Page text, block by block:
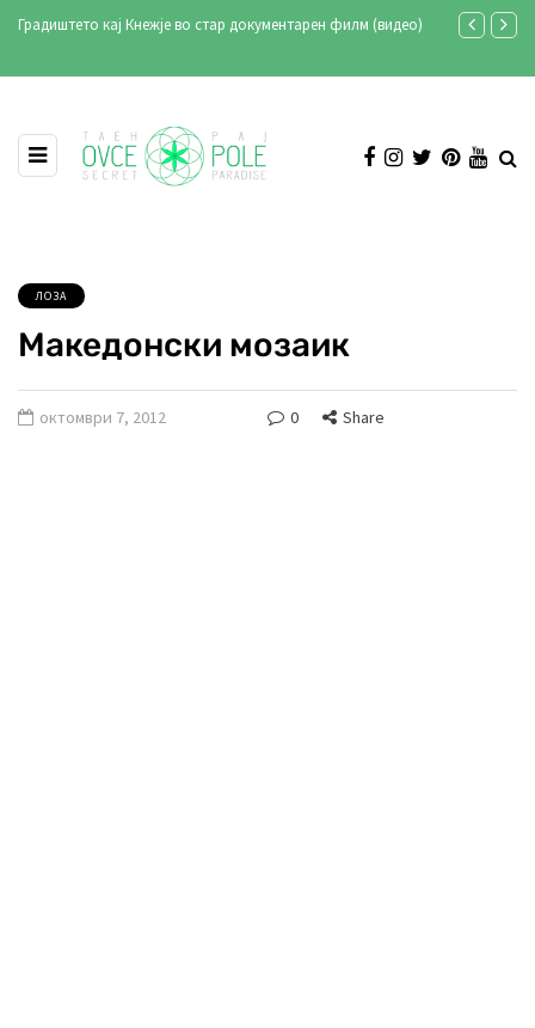
стар документарен филм (видео)
Продукција Аристон ексклузивно на
ЛОЗА
Македонски мозаик
октомври 7, 2012 0 Share